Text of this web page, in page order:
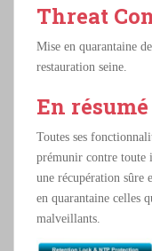
Threat
Mise en quarantaine
restauration seine.
En résumé
Toutes ses
prémunir contre toute
une récupération sûre
en quarantaine celles
malveillants.